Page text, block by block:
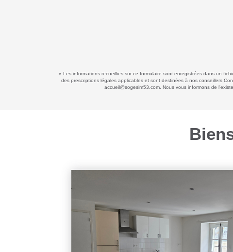
« Les informations recueillies sur ce formulaire sont enregistrées dans un
des prescriptions légales applicables et sont destinées à nos conseillers
accueil@sogesim53.com. Nous vous informons de